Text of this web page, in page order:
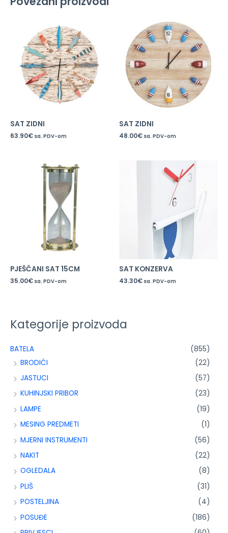
Kategorije proizvoda
BATELA
(855)
BRODIĆI
(22)
JASTUCI
(57)
KUHINJSKI PRIBOR
(23)
LAMPE
(19)
MESING PREDMETI
(1)
MJERNI INSTRUMENTI
(56)
NAKIT
(22)
OGLEDALA
(8)
PLIŠ
(31)
POSTELJINA
(4)
POSUĐE
(186)
SAT ZIDNI
63.90€ sa. PDV-om
SAT ZIDNI
48.00€ sa. PDV-om
PJEŠČANI SAT 15CM
35.00€ sa. PDV-om
SAT KONZERVA
43.30€ sa. PDV-om